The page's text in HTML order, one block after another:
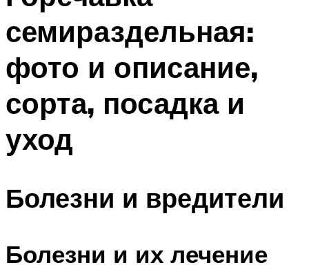
семираздельная:
фото и описание,
сорта, посадка и
уход
Болезни и вредители
Болезни и их лечение